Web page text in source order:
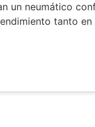
un neumático
tanto